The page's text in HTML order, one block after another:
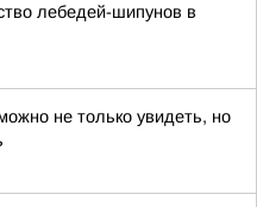
лебедей-шипунов в
не только увидеть, но